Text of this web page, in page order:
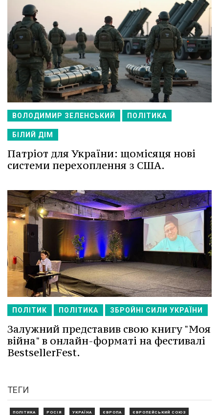
ВОЛОДИМИР ЗЕЛЕНСЬКИЙ ПОЛІТИКА
БІЛИЙ ДІМ
Патріот для України: щомісяця нові
системи перехоплення з США.
ПОЛІТИК ПОЛІТИКА ЗБРОЙНІ СИЛИ УКРАЇНИ
Залужний представив свою книгу "Моя
війна" в онлайн-форматі на фестивалі
BestsellerFest.
ТЕГИ
ПОЛІТИКА РОСІЯ УКРАЇНА ЄВРОПА ЄВРОПЕЙСЬКИЙ СОЮЗ